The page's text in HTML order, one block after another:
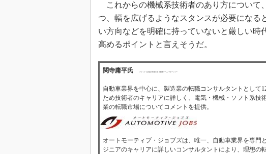
これからの機械系技術者のあり方について
つ、幅を広げるようなスタンスが必要になる
い方向などを明確に持っていないと厳しい
高めるポイントと言えそうだ。
関寺庸平氏 クイック 人材紹介事業本部 自動車チーム マネージャー
自動車業界を中心に、製造業の転職コンサルタントとして
ため技術者のキャリアに詳しく、電気・機械・ソフト系
業の転職市場についてコメントを提供。
オートモーティブ・ジョブズは、唯一、自動車業界を専門
ジニアのキャリアに詳しいコンサルタントにより、理想の